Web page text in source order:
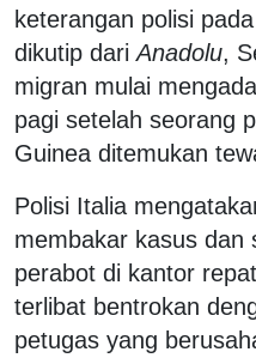
keterangan polisi
dikutip dariAnadolu,
migran mulai
pagi setelah seorang
Guinea ditemukan
Polisi Italia
membakar kasus dan
perabot di kantor
terlibat bentrokan
petugas yang